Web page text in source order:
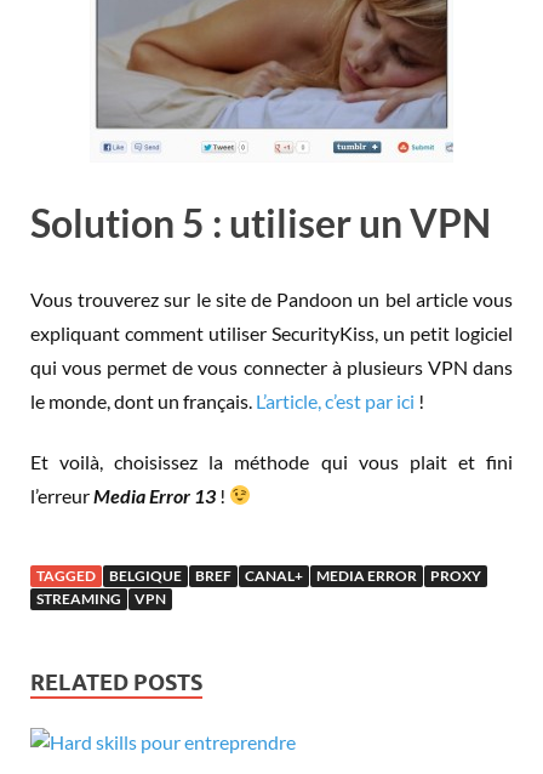
Solution 5 : utiliser un VPN
Vous trouverez sur le site de Pandoon un bel article vous
expliquant comment utiliser SecurityKiss, un petit logiciel
qui vous permet de vous connecter à plusieurs VPN dans
le monde, dont un français. L’article, c’est par ici !
Et voilà, choisissez la méthode qui vous plait et fini
l’erreurMedia Error 13 !
TAGGED BELGIQUE BREF CANAL+ MEDIA ERROR
PROXY
STREAMING
VPN
RELATED POSTS